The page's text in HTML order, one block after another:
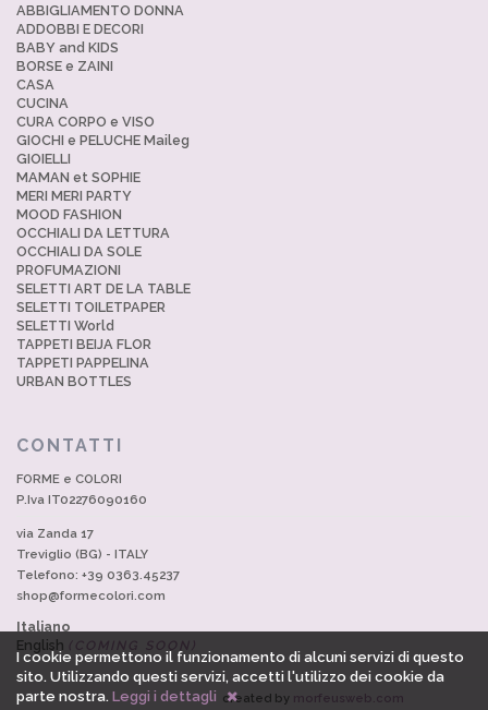
ABBIGLIAMENTO DONNA
ADDOBBI E DECORI
BABY and KIDS
BORSE e ZAINI
CASA
CUCINA
CURA CORPO e VISO
GIOCHI e PELUCHE Maileg
GIOIELLI
MAMAN et SOPHIE
MERI MERI PARTY
MOOD FASHION
OCCHIALI DA LETTURA
OCCHIALI DA SOLE
PROFUMAZIONI
SELETTI ART DE LA TABLE
SELETTI TOILETPAPER
SELETTI World
TAPPETI BEIJA FLOR
TAPPETI PAPPELINA
URBAN BOTTLES
CONTATTI
FORME e COLORI
P.Iva IT02276090160
via Zanda 17
Treviglio (BG) - ITALY
Telefono: +39 0363.45237
shop@formecolori.com
Italiano
English (COMING SOON)
created by morfeusweb.com
I cookie permettono il funzionamento di alcuni servizi di questo
sito. Utilizzando questi servizi, accetti l'utilizzo dei cookie da
parte nostra. Leggi i dettagli